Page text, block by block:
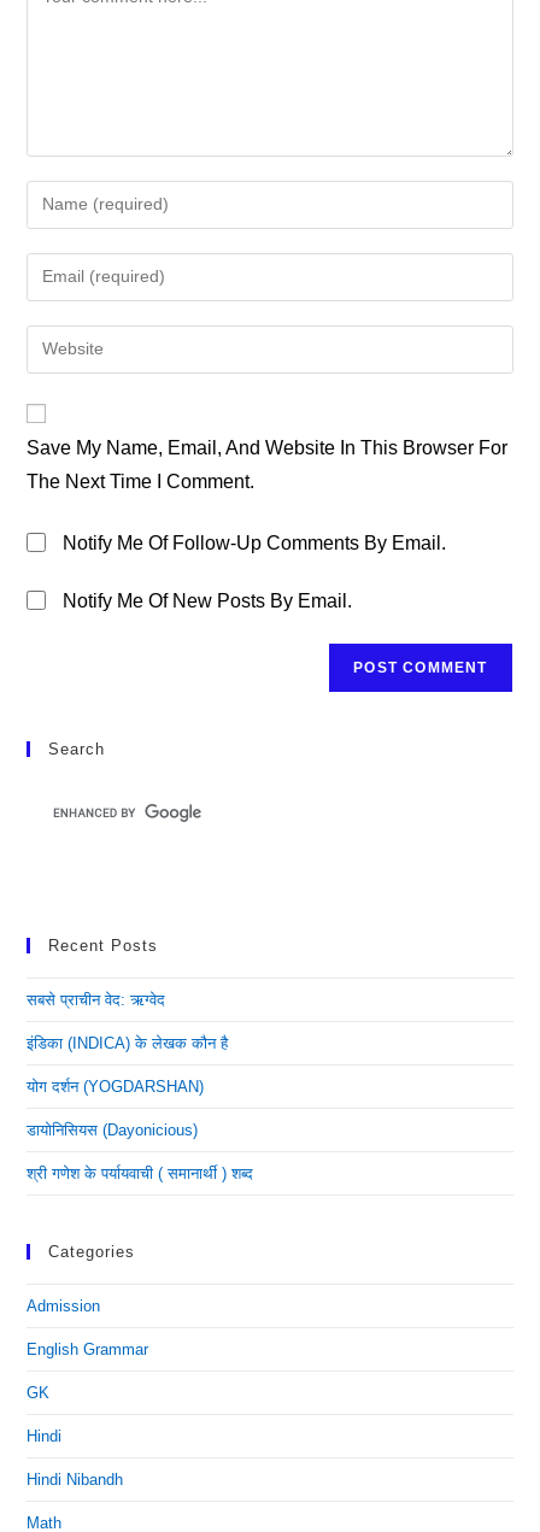
Enter
Your
Name
Or
To
Comment
Enter
Your
Email
Address
Enter
Your
URL
(optional)
Save My Name, Email, And Website In This Browser For
The Next Time I Comment.
Notify Me Of Follow-Up Comments By Email.
Notify Me Of New Posts By Email.
Search
Recent Posts
सबसे प्राचीन वेद: ऋग्वेद
इंडिका (INDICA) के लेखक कौन है
योग दर्शन (YOGDARSHAN)
डायोनिसियस (dayonicious)
श्री गणेश के पर्यायवाची ( समानार्थी ) शब्द
Categories
Admission
English Grammar
GK
Hindi
Hindi Nibandh
Math